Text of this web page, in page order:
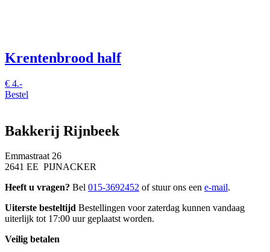
Krentenbrood half
€ 4.-
Bestel
Bakkerij Rijnbeek
Emmastraat 26
2641 EE PIJNACKER
Heeft u vragen? Bel 015-3692452 of stuur ons een e-mail.
Uiterste besteltijd Bestellingen voor zaterdag kunnen vandaag
uiterlijk tot 17:00 uur geplaatst worden.
Veilig betalen